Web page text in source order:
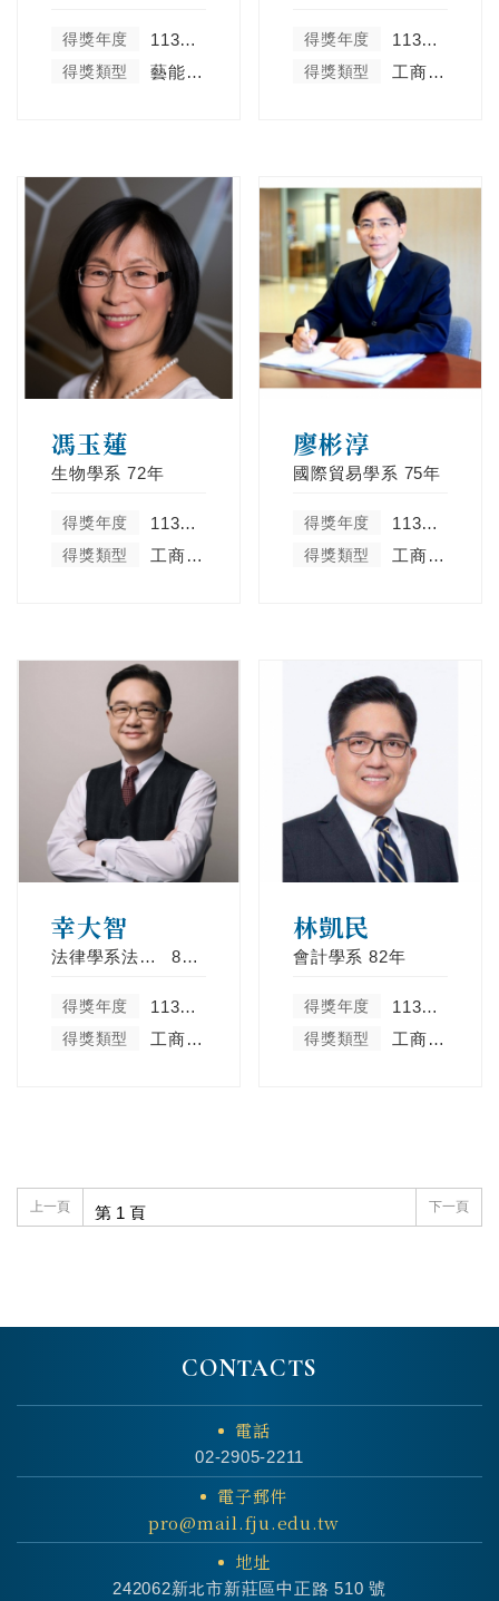
得獎年度 113學年度
得獎類型 藝能體育類
得獎年度 113學年度
得獎類型 工商菁英類
馮玉蓮
生物學系 72年
得獎年度 113學年度
得獎類型 工商菁英類
廖彬淳
國際貿易學系 75年
得獎年度 113學年度
得獎類型 工商菁英類
幸大智
法律學系法學組 82年
得獎年度 113學年度
得獎類型 工商菁英類
林凱民
會計學系 82年
得獎年度 113學年度
得獎類型 工商菁英類
上一頁 下一頁
CONTACTS
電話
02-2905-2211
電子郵件
pro@mail.fju.edu.tw
地址
242062新北市新莊區中正路 510 號